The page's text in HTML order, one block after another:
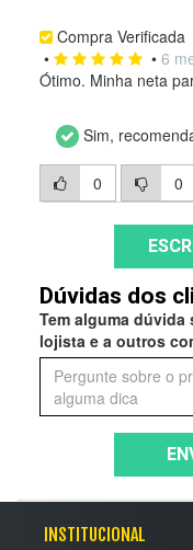
Compra Verificada
•
• 6
Ótimo. Minha neta
Sim,
0 0
Dúvidas dos
Tem alguma
lojista e a outros
INSTITUCIONAL